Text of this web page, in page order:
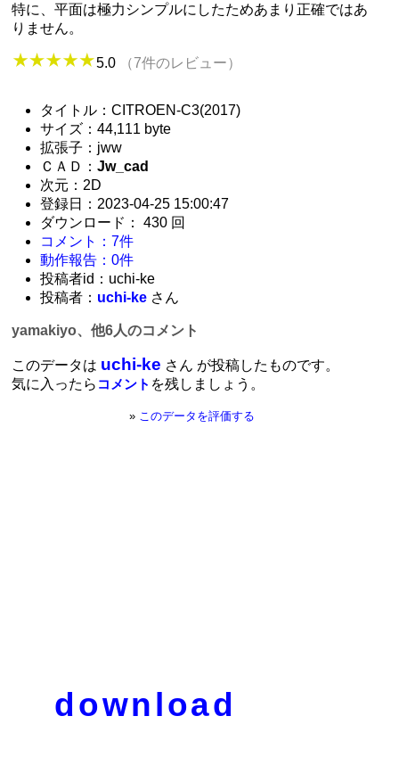
特に、平面は極力シンプルにしたためあまり正確ではあ
りません。
5.0 （7件のレビュー）
タイトル：CITROEN-C3(2017)
サイズ：44,111 byte
拡張子：jww
ＣＡＤ：Jw_cad
次元：2D
登録日：2023-04-25 15:00:47
ダウンロード： 430 回
コメント：7件
動作報告：0件
投稿者id：uchi-ke
投稿者： uchi-ke さん
yamakiyo、他6人のコメント
このデータは uchi-ke さん が投稿したものです。
気に入ったら コメント を残しましょう。
» このデータを評価する
download